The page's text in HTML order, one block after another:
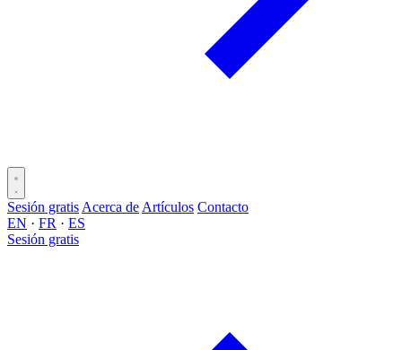
Sesión gratis Acerca de Artículos Contacto
EN · FR · ES
Sesión gratis